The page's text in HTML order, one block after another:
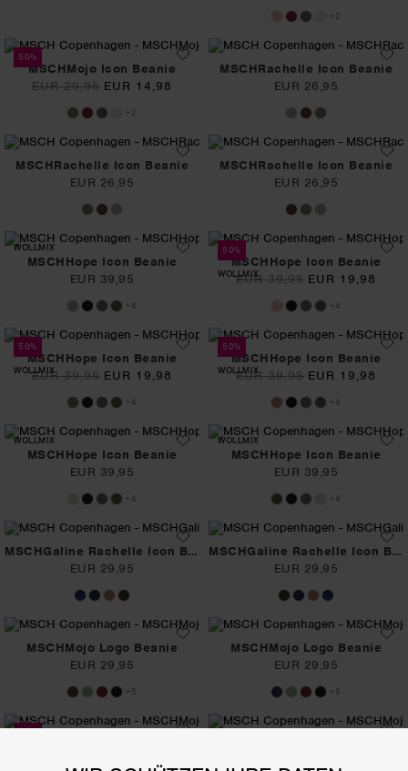
+2
50%
MSCHMojo Icon Beanie
EUR 29,95 EUR 14,98
+2
MSCHRachelle Icon Beanie
EUR 26,95
MSCHRachelle Icon Beanie
EUR 26,95
MSCHRachelle Icon Beanie
EUR 26,95
WOLLMIX
MSCHHope Icon Beanie
EUR 39,95
+4
50%
WOLLMIX
MSCHHope Icon Beanie
EUR 39,95 EUR 19,98
+4
50%
WOLLMIX
MSCHHope Icon Beanie
EUR 39,95 EUR 19,98
+4
50%
WOLLMIX
MSCHHope Icon Beanie
EUR 39,95 EUR 19,98
+4
WOLLMIX
MSCHHope Icon Beanie
EUR 39,95
+4
WOLLMIX
MSCHHope Icon Beanie
EUR 39,95
+4
MSCHGaline Rachelle Icon Beanie
EUR 29,95
MSCHGaline Rachelle Icon Beanie
EUR 29,95
MSCHMojo Logo Beanie
EUR 29,95
+5
MSCHMojo Logo Beanie
EUR 29,95
+5
50%
EUR 14,98